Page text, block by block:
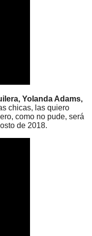
Yolanda Adams,
chicas, las quiero
como no pude, será
de 2018.